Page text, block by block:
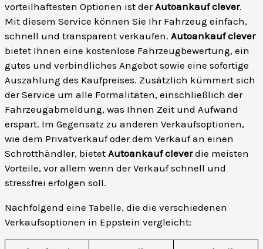
vorteilhaftesten Optionen ist derAutoankauf clever.
Mit diesem Service können Sie Ihr Fahrzeug einfach,
schnell und transparent verkaufen. Autoankauf clever
bietet Ihnen eine kostenlose Fahrzeugbewertung, ein
gutes und verbindliches Angebot sowie eine sofortige
Auszahlung des Kaufpreises. Zusätzlich kümmert sich
der Service um alle Formalitäten, einschließlich der
Fahrzeugabmeldung, was Ihnen Zeit und Aufwand
erspart. Im Gegensatz zu anderen Verkaufsoptionen,
wie dem Privatverkauf oder dem Verkauf an einen
Schrotthändler, bietet Autoankauf cleverdie meisten
Vorteile, vor allem wenn der Verkauf schnell und
stressfrei erfolgen soll.
Nachfolgend eine Tabelle, die die verschiedenen
Verkaufsoptionen in Eppstein vergleicht: